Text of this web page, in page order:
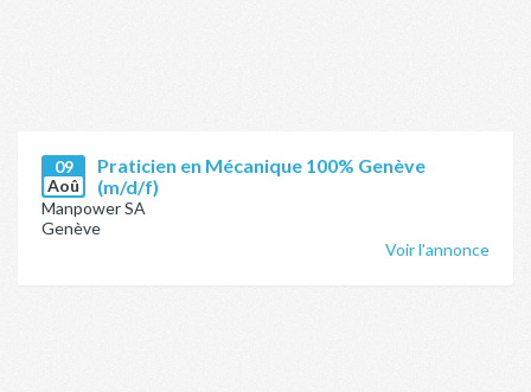
09
Aoû
Praticien en Mécanique 100% Genève
(m/d/f)
Manpower SA
Genève
Voir l'annonce